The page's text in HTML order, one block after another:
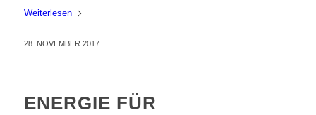
Weiterlesen
28. NOVEMBER 2017
ENERGIE FÜR